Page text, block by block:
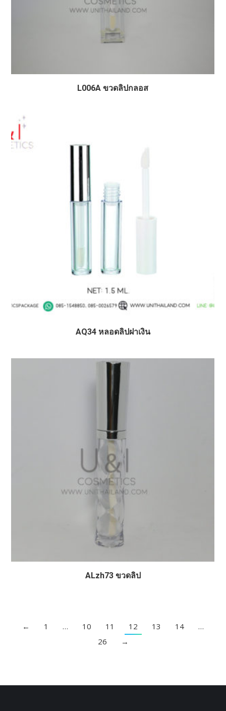
L006A ขวดลิปกลอส
AQ34 หลอดลิปฝาเงิน
ALzh73 ขวดลิป
← 1 … 10 11 12 13 14
…
26
→